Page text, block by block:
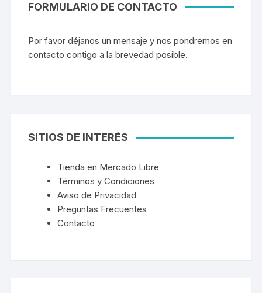
FORMULARIO DE CONTACTO
Por favor déjanos un mensaje y nos pondremos en
contacto contigo a la brevedad posible.
SITIOS DE INTERÉS
Tienda en Mercado Libre
Términos y Condiciones
Aviso de Privacidad
Preguntas Frecuentes
Contacto